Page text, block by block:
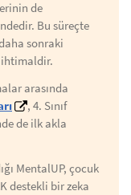
de
Bu süreçte
sonraki
ihtimaldir.
arasında
, 4. Sınıf
de ilk akla
MentalUP, çocuk
destekli bir zeka